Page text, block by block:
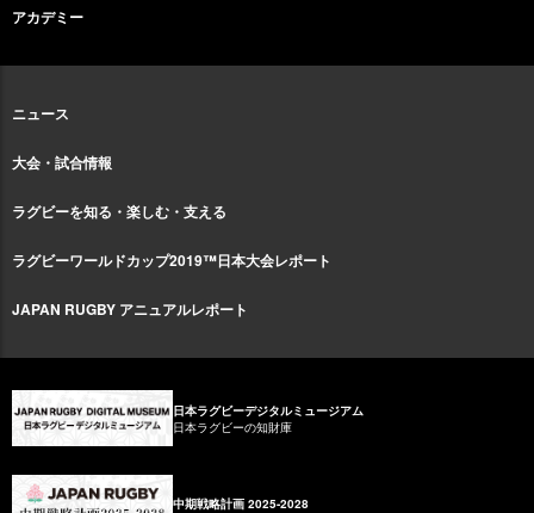
アカデミー
ニュース
大会・試合情報
ラグビーを知る・楽しむ・支える
ラグビーワールドカップ2019™日本大会レポート
JAPAN RUGBY アニュアルレポート
日本ラグビーデジタルミュージアム
日本ラグビーの知財庫
中期戦略計画 2025-2028